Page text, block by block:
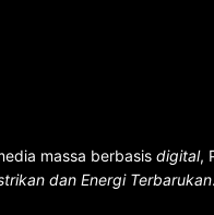
massa berbasis digital,
dan Energi Terbarukan